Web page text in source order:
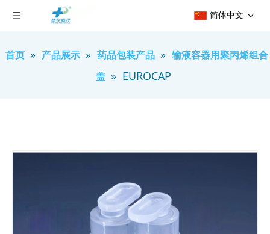
简体中文
首页 » 产品展示 » 药品包装产品 » 输液容器用聚丙烯组合
盖 » EUROCAP